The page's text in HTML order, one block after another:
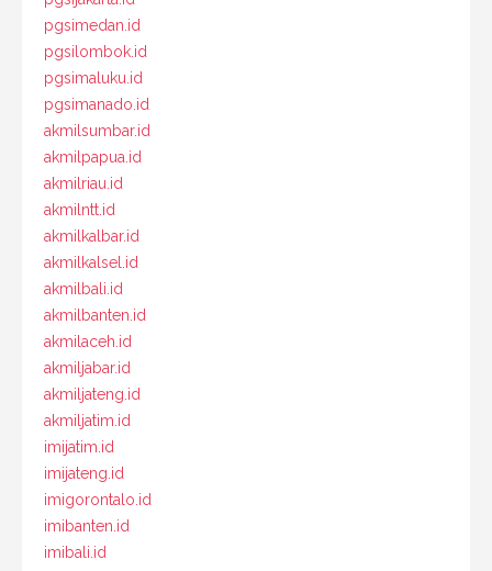
pgsimedan.id
pgsilombok.id
pgsimaluku.id
pgsimanado.id
akmilsumbar.id
akmilpapua.id
akmilriau.id
akmilntt.id
akmilkalbar.id
akmilkalsel.id
akmilbali.id
akmilbanten.id
akmilaceh.id
akmiljabar.id
akmiljateng.id
akmiljatim.id
imijatim.id
imijateng.id
imigorontalo.id
imibanten.id
imibali.id